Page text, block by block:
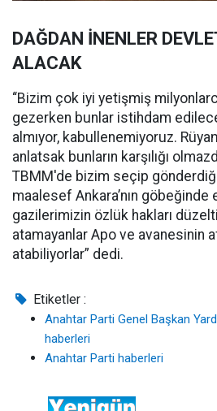
DAĞDAN İNENLER
ALACAK
“Bizim çok iyi yetişmiş
gezerken bunlar istihdam
almıyor, kabullenemiyoruz.
anlatsak bunların karşılığı
TBMM'de bizim seçip
maalesef Ankara’nın göbeğinde
gazilerimizin özlük hakları
atamayanlar Apo ve avanesinin
atabiliyorlar” dedi.
Etiketler :
Anahtar Parti Genel Başkan
haberleri
Anahtar Parti haberleri